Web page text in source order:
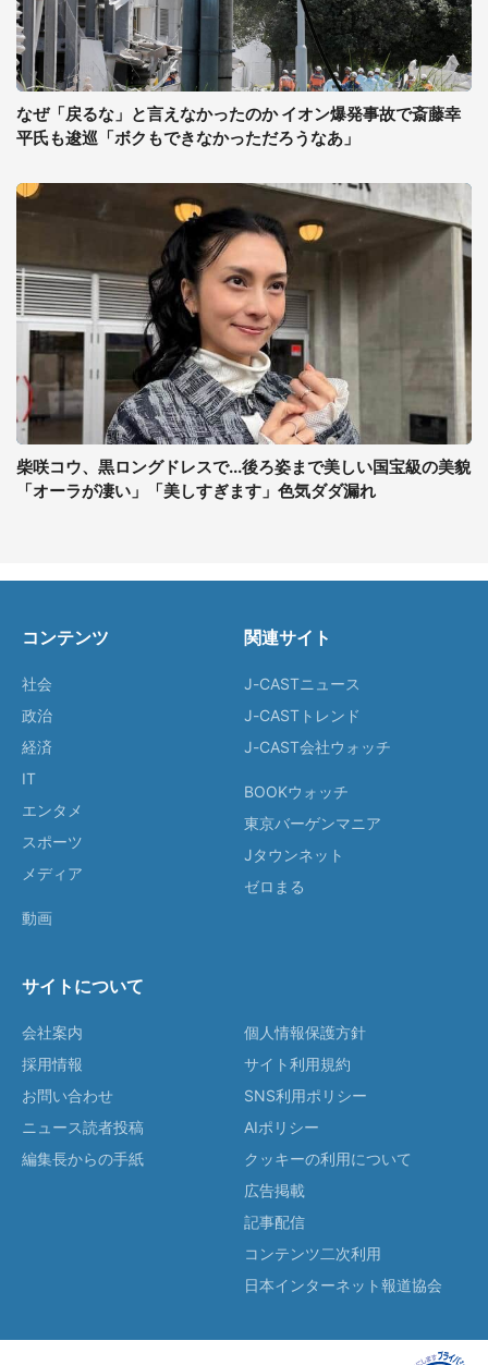
なぜ「戻るな」と言えなかったのか イオン爆発事故で斎藤幸
平氏も逡巡「ボクもできなかっただろうなあ」
柴咲コウ、黒ロングドレスで...後ろ姿まで美しい国宝級の美貌
「オーラが凄い」「美しすぎます」色気ダダ漏れ
コンテンツ
社会
政治
経済
IT
エンタメ
スポーツ
メディア
動画
関連サイト
J-CASTニュース
J-CASTトレンド
J-CAST会社ウォッチ
BOOKウォッチ
東京バーゲンマニア
Jタウンネット
ゼロまる
サイトについて
会社案内
採用情報
お問い合わせ
ニュース読者投稿
編集長からの手紙
個人情報保護方針
サイト利用規約
SNS利用ポリシー
AIポリシー
クッキーの利用について
広告掲載
記事配信
コンテンツ二次利用
日本インターネット報道協会